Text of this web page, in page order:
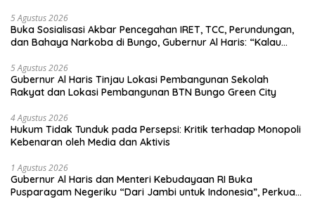
5 Agustus 2026
Buka Sosialisasi Akbar Pencegahan IRET, TCC, Perundungan,
dan Bahaya Narkoba di Bungo, Gubernur Al Haris: “Kalau
tangan”
5 Agustus 2026
Gubernur Al Haris Tinjau Lokasi Pembangunan Sekolah
Rakyat dan Lokasi Pembangunan BTN Bungo Green City
4 Agustus 2026
Hukum Tidak Tunduk pada Persepsi: Kritik terhadap Monopoli
Kebenaran oleh Media dan Aktivis
1 Agustus 2026
Gubernur Al Haris dan Menteri Kebudayaan RI Buka
Pusparagam Negeriku “Dari Jambi untuk Indonesia”, Perkuat